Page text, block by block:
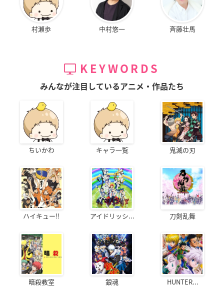
村瀬歩 中村悠一 斉藤壮馬
KEYWORDS
みんなが注目しているアニメ・作品たち
ちいかわ キャラ一覧 鬼滅の刃
ハイキュー!! アイドリッシ... 刀剣乱舞
暗殺教室 銀魂 HUNTER...